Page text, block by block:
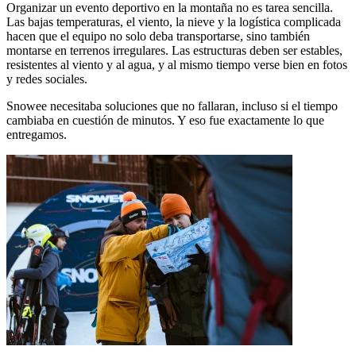
Organizar un evento deportivo en la montaña no es tarea sencilla.
Las bajas temperaturas, el viento, la nieve y la logística complicada
hacen que el equipo no solo deba transportarse, sino también
montarse en terrenos irregulares. Las estructuras deben ser estables,
resistentes al viento y al agua, y al mismo tiempo verse bien en fotos
y redes sociales.
Snowee necesitaba soluciones que no fallaran, incluso si el tiempo
cambiaba en cuestión de minutos. Y eso fue exactamente lo que
entregamos.